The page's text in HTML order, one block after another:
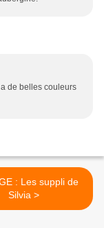
de belles couleurs
: Les suppli de
Silvia >